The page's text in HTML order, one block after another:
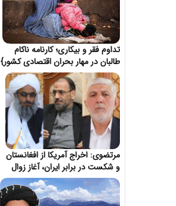
تداوم فقر و بیکاری؛ کارنامه ناکام
طالبان در مهار بحران اقتصادی کشور}
مرتضوی: اخراج آمریکا از افغانستان
و شکست در برابر ایران، آغاز زوال
هژمونی واشنگتن}